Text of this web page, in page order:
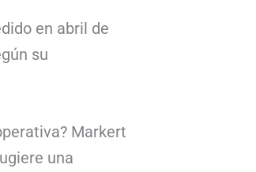
en abril de
su
Markert
una